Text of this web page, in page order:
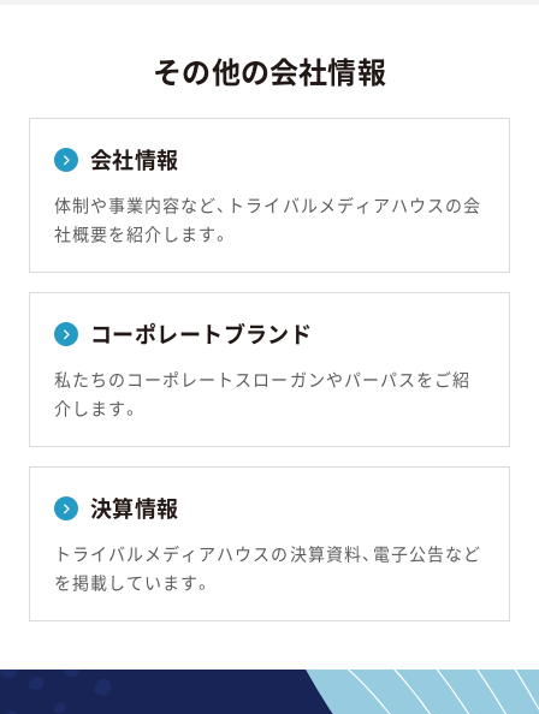
その他の会社情報
会社情報
体制や事業内容など、トライバルメディアハウスの会
社概要を紹介します。
コーポレートブランド
私たちのコーポレートスローガンやパーパスをご紹
介します。
決算情報
トライバルメディアハウスの決算資料、電子公告など
を掲載しています。